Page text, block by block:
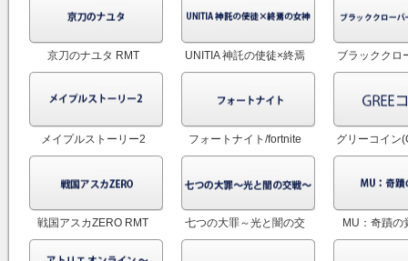
RMT
京刀のナユタ RMT
UNITIA 神託の使徒×終焉
の女神(ユニティア) RMT
ブラッククロ
メイプルストーリー2
フォートナイト/fortnite
グリーコイン
戦国アスカZERO RMT
七つの大罪～光と闇の交
MU：奇蹟の